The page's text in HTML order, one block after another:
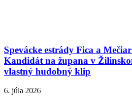
Spevácke estrády Fica a
Kandidát na župana v
vlastný hudobný klip
6. júla 2026